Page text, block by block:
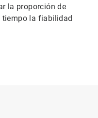
la proporción de
tiempo la fiabilidad